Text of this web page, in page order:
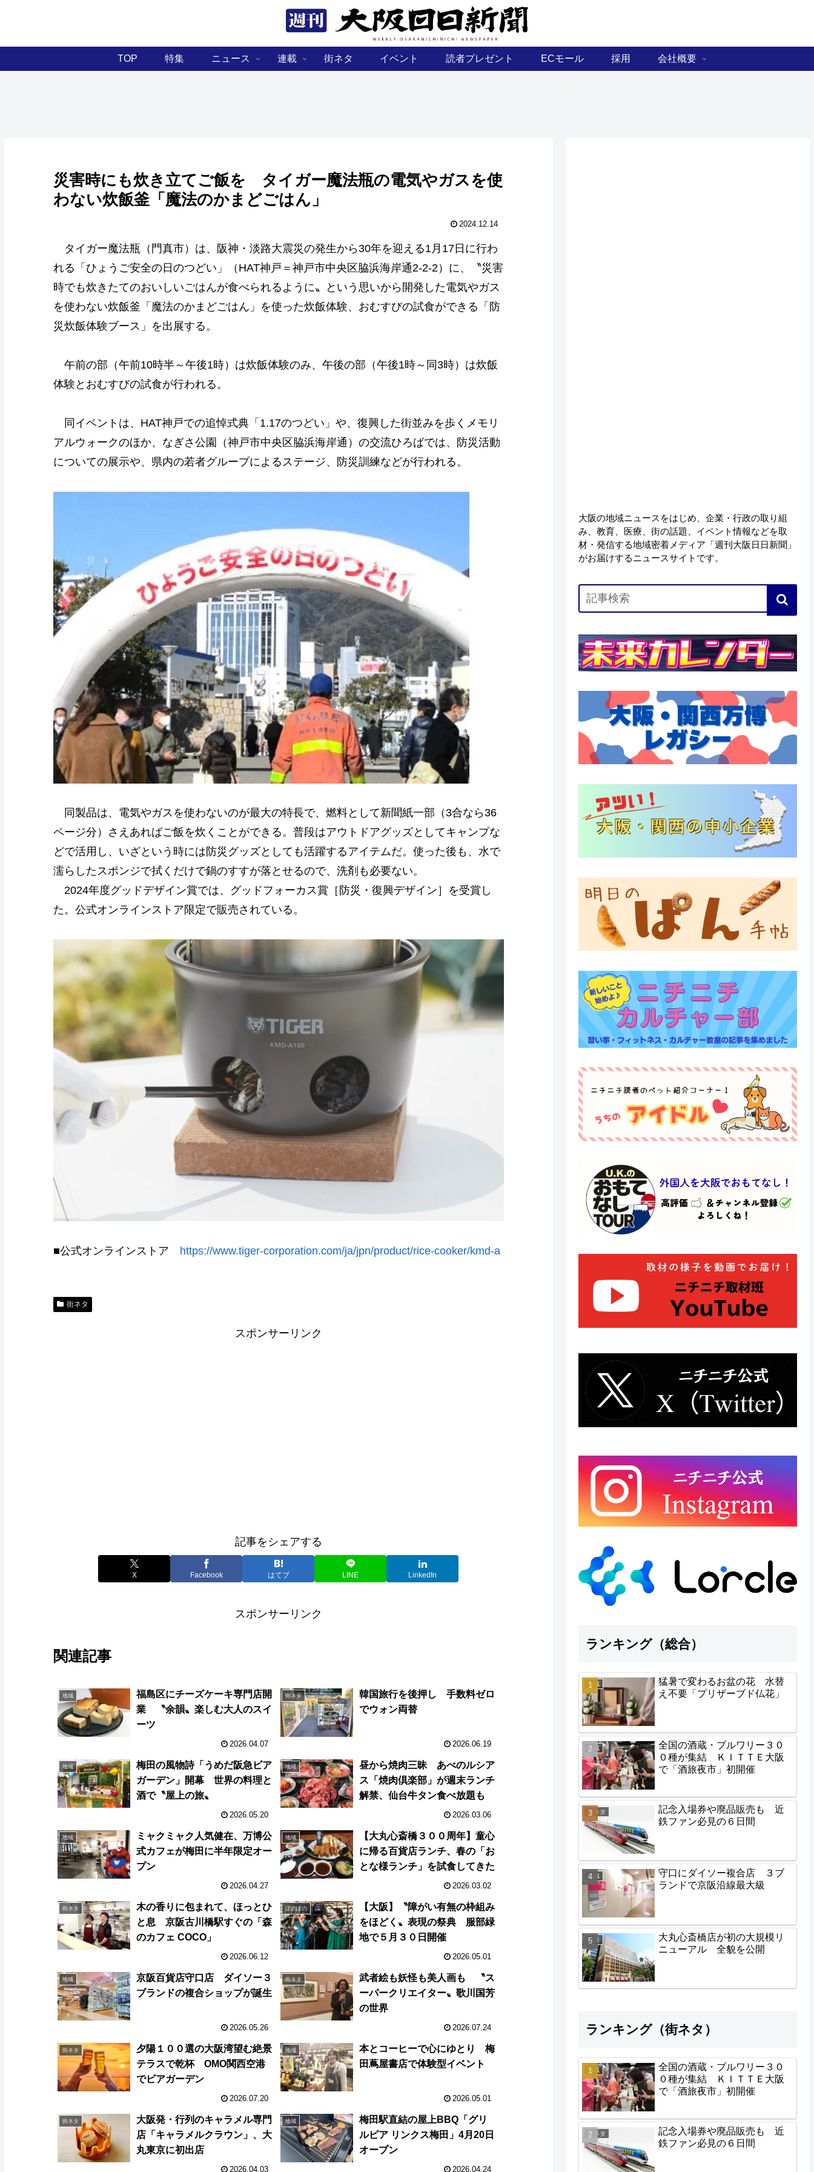
TOP 特集 ニュース 連載 街ネタ イベント 読者プレゼント ECモール 採用 会社概要
災害時にも炊き立てご飯を タイガー魔法瓶の電気やガスを使
わない炊飯釜「魔法のかまどごはん」
2024.12.14
タイガー魔法瓶（門真市）は、阪神・淡路大震災の発生から30年を迎える1月17日に行わ
れる「ひょうご安全の日のつどい」（HAT神戸＝神戸市中央区脇浜海岸通2-2-2）に、〝災害
時でも炊きたてのおいしいごはんが食べられるように〟という思いから開発した電気やガス
を使わない炊飯釜「魔法のかまどごはん」を使った炊飯体験、おむすびの試食ができる「防
災炊飯体験ブース」を出展する。
午前の部（午前10時半～午後1時）は炊飯体験のみ、午後の部（午後1時～同3時）は炊飯
体験とおむすびの試食が行われる。
同イベントは、HAT神戸での追悼式典「1.17のつどい」や、復興した街並みを歩くメモリ
アルウォークのほか、なぎさ公園（神戸市中央区脇浜海岸通）の交流ひろばでは、防災活動
についての展示や、県内の若者グループによるステージ、防災訓練などが行われる。
同製品は、電気やガスを使わないのが最大の特長で、燃料として新聞紙一部（3合なら36
ページ分）さえあればご飯を炊くことができる。普段はアウトドアグッズとしてキャンプな
どで活用し、いざという時には防災グッズとしても活躍するアイテムだ。使った後も、水で
濡らしたスポンジで拭くだけで鍋のすすが落とせるので、洗剤も必要ない。
2024年度グッドデザイン賞では、グッドフォーカス賞［防災・復興デザイン］を受賞し
た。公式オンラインストア限定で販売されている。
■公式オンラインストア https://www.tiger-corporation.com/ja/jpn/product/rice-cooker/kmd-a
街ネタ
スポンサーリンク
記事をシェアする
X Facebook はてブ LINE LinkedIn
スポンサーリンク
関連記事
地域
福島区にチーズケーキ専門店開
業 〝余韻〟楽しむ大人のスイ
ーツ
2026.04.07
街ネタ
韓国旅行を後押し 手数料ゼロ
でウォン両替
2026.06.19
地域
梅田の風物詩「うめだ阪急ビア
ガーデン」開幕 世界の料理と
酒で〝屋上の旅〟
2026.05.20
地域
昼から焼肉三昧 あべのルシア
ス「焼肉倶楽部」が週末ランチ
解禁、仙台牛タン食べ放題も
2026.03.06
地域
ミャクミャク人気健在、万博公
式カフェが梅田に半年限定オー
プン
2026.04.27
地域
【大丸心斎橋３００周年】童心
に帰る百貨店ランチ、春の「お
とな様ランチ」を試食してきた
2026.03.02
街ネタ
木の香りに包まれて、ほっとひ
と息 京阪古川橋駅すぐの「森
のカフェ COCO」
2026.06.12
ぽのぽの
【大阪】〝障がい有無の枠組み
をほどく〟表現の祭典 服部緑
地で５月３０日開催
2026.05.01
地域
京阪百貨店守口店 ダイソー３
ブランドの複合ショップが誕生
2026.05.26
街ネタ
武者絵も妖怪も美人画も 〝ス
ーパークリエイター〟歌川国芳
の世界
2026.07.24
街ネタ
夕陽１００選の大阪湾望む絶景
テラスで乾杯 OMO関西空港
でビアガーデン
2026.07.20
地域
本とコーヒーで心にゆとり 梅
田蔦屋書店で体験型イベント
2026.05.01
街ネタ
大阪発・行列のキャラメル専門
店「キャラメルクラウン」、大
丸東京に初出店
2026.04.03
地域
梅田駅直結の屋上BBQ「グリ
ルピア リンクス梅田」4月20日
オープン
2026.04.24
大阪の地域ニュースをはじめ、企業・行政の取り組
み、教育、医療、街の話題、イベント情報などを取
材・発信する地域密着メディア「週刊大阪日日新聞」
がお届けするニュースサイトです。
ランキング（総合）
地域
猛暑で変わるお盆の花 水替
え不要「プリザーブド仏花」
地域
全国の酒蔵・ブルワリー３０
０種が集結 ＫＩＴＴＥ大阪
で「酒旅夜市」初開催
街ネタ
記念入場券や廃品販売も 近
鉄ファン必見の６日間
地域
守口にダイソー複合店 ３ブ
ランドで京阪沿線最大級
経済
大丸心斎橋店が初の大規模リ
ニューアル 全貌を公開
ランキング（街ネタ）
地域
全国の酒蔵・ブルワリー３０
０種が集結 ＫＩＴＴＥ大阪
で「酒旅夜市」初開催
街ネタ
記念入場券や廃品販売も 近
鉄ファン必見の６日間